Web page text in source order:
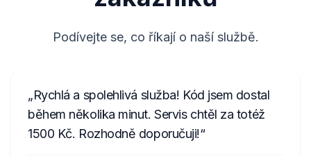
8200057681TJ823
281155248RTK123
C70000001234
Podívejte se, co říkají o naší službě.
Rychlá a spolehlivá služba! Kód jsem dostal
během několika minut. Servis chtěl za totéž
1500 Kč. Rozhodně doporučuji!